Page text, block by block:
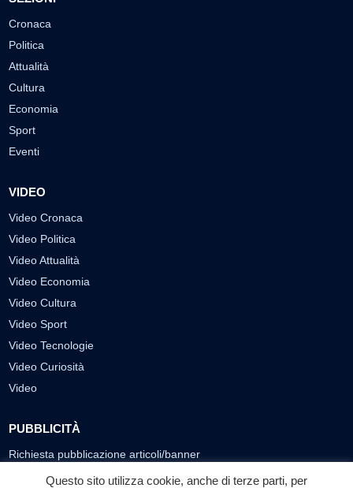
Cronaca
Politica
Attualità
Cultura
Economia
Sport
Eventi
VIDEO
Video Cronaca
Video Politica
Video Attualità
Video Economia
Video Cultura
Video Sport
Video Tecnologie
Video Curiosità
Video
PUBBLICITÀ
Richiesta pubblicazione articoli/banner
Questo sito utilizza cookie, anche di terze parti, per